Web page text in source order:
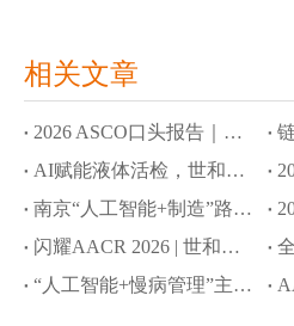
相关文章
2026 ASCO口头报告｜世和基因AI大语言模型拓展肿瘤早筛与MRD监测应用边界
AI赋能液体活检，世和基因8项成果入选ASCO口头报告和壁报
南京“人工智能+制造”路演：世和基因以AI驱动创新药研发提速
闪耀AACR 2026 | 世和基因以创新技术推动肿瘤精准诊疗新突破
“人工智能+慢病管理”主题沙龙：世和基因分享AI多癌早筛新策略